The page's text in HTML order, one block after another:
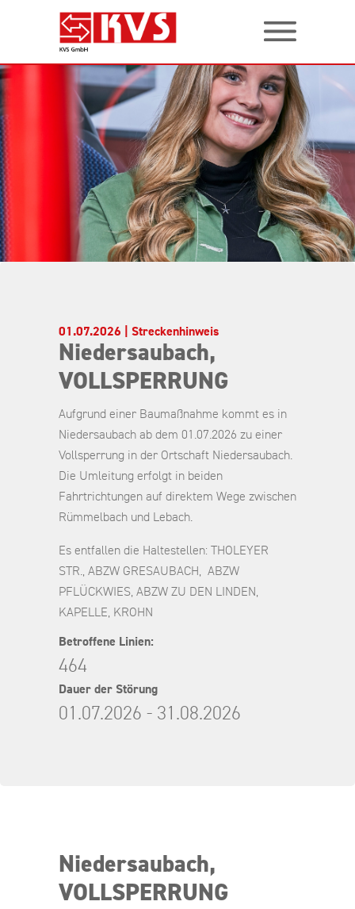
01.07.2026 | Streckenhinweis
Niedersaubach,
VOLLSPERRUNG
Aufgrund einer Baumaßnahme kommt es in
Niedersaubach ab dem 01.07.2026 zu einer
Vollsperrung in der Ortschaft Niedersaubach.
Die Umleitung erfolgt in beiden
Fahrtrichtungen auf direktem Wege zwischen
Rümmelbach und Lebach.
Es entfallen die Haltestellen: THOLEYER
STR., ABZW GRESAUBACH, ABZW
PFLÜCKWIES, ABZW ZU DEN LINDEN,
KAPELLE, KROHN
Betroffene Linien:
464
Dauer der Störung
01.07.2026 - 31.08.2026
Niedersaubach,
VOLLSPERRUNG